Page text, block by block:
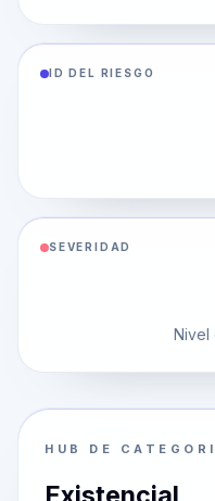
ID DEL RIESGO
SEVERIDAD
Nivel
HUB DE